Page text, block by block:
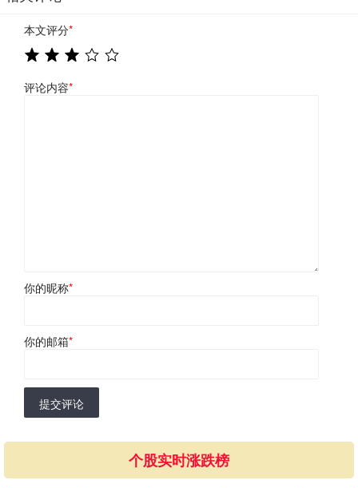
本文评分*
评论内容*
你的昵称*
你的邮箱*
提交评论
个股实时涨跌榜